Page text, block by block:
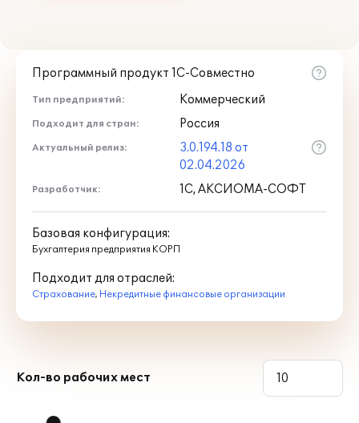
Программный продукт 1С-Совместно
Тип предприятий: Коммерческий
Подходит для стран: Россия
Актуальный релиз:
3.0.194.18 от
02.04.2026
Разработчик: 1С, АКСИОМА-СОФТ
Базовая конфигурация:
Бухгалтерия предприятия КОРП
Подходит для отраслей:
Страхование, Некредитные финансовые организации
Кол-во рабочих мест